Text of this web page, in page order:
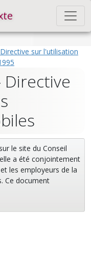
sur l'utilisation
Directive
le site du Conseil
a été conjointement
les employeurs de la
Ce document